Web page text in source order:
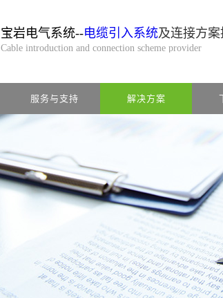
宝岩电气系统--电缆引入系统及连接方
Cable introduction and connection scheme provider
服务与支持 解决方案